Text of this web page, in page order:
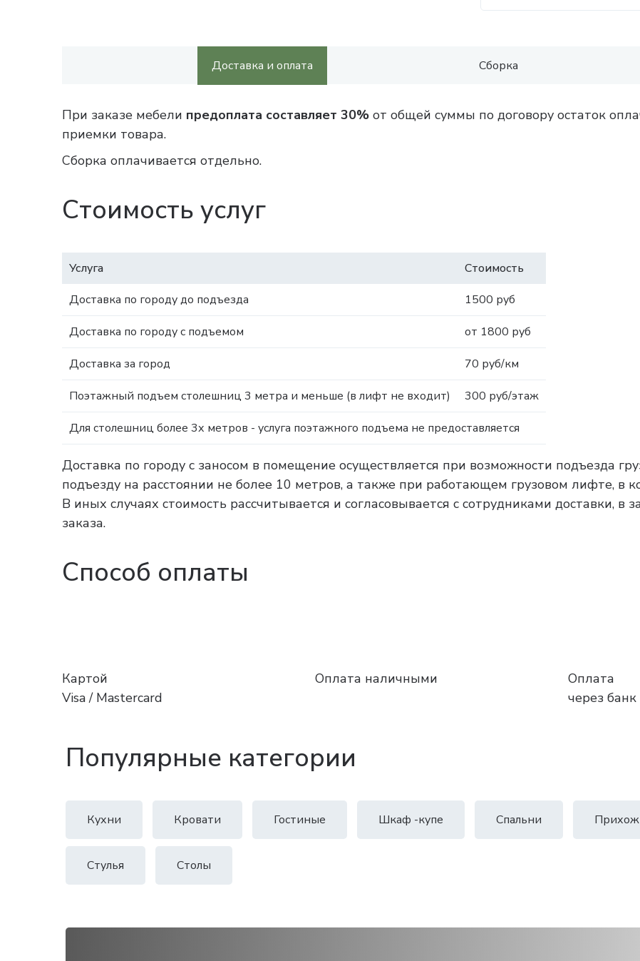
Доставка и оплата Сборка
При заказе мебели предоплата составляет 30% от общей суммы по договору остаток
приемки товара.
Сборка оплачивается отдельно.
Стоимость услуг
Услуга
Стоимость
Доставка по городу до подъезда
1500 руб
Доставка по городу с подъемом от 1800 руб
Доставка за город 70 руб/км
Поэтажный подъем столешниц 3 метра и меньше (в лифт не входит) 300 руб/этаж
Для столешниц более 3х метров - услуга поэтажного подъема не предоставляется
Доставка по городу с заносом в помещение осуществляется при возможности подъезда
подъезду на расстоянии не более 10 метров, а также при работающем грузовом лифте, в
В иных случаях стоимость рассчитывается и согласовывается с сотрудниками доставки, в
заказа.
Способ оплаты
Картой
Visa / Mastercard
Оплата наличными
Оплата
через
Популярные категории
Кухни Кровати Гостиные Шкаф -купе Спальни
Стулья Столы